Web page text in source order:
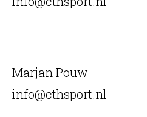
Marjan Pouw
info@cthsport.nl